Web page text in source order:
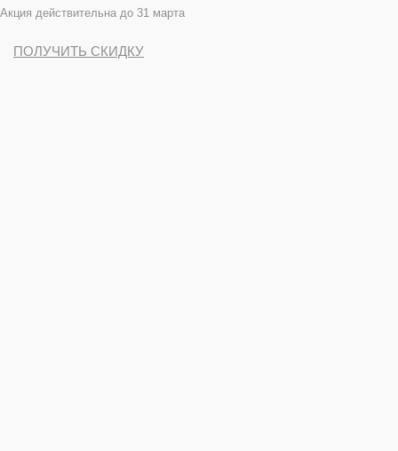
Акция действительна до 31 марта
ПОЛУЧИТЬ СКИДКУ